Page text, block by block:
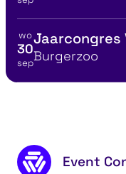
Bekijk details
wo
30
sep
Jaarcongres
Locatie
Burgerzoo
FooterEvent